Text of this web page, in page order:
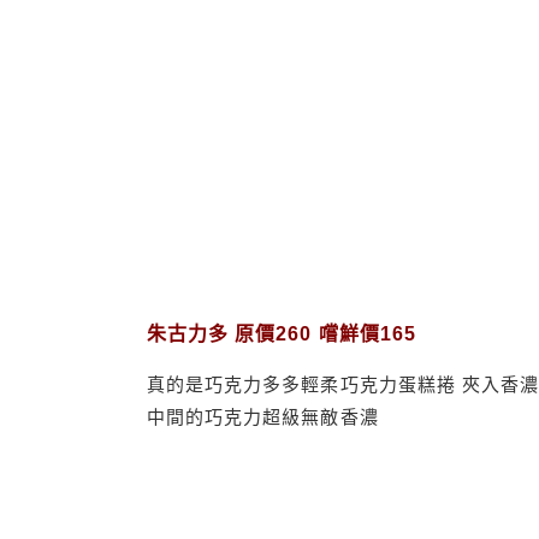
朱古力多 原價260 嚐鮮價165
真的是巧克力多多輕柔巧克力蛋糕捲 夾入香
中間的巧克力超級無敵香濃